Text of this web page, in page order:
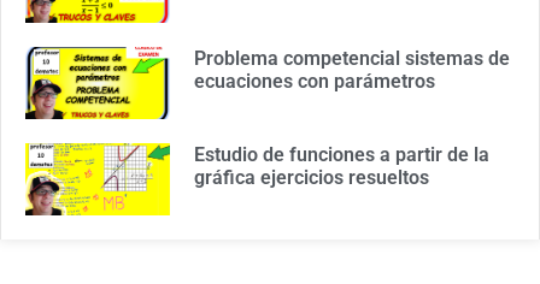
Problema competencial sistemas de
ecuaciones con parámetros
Estudio de funciones a partir de la
gráfica ejercicios resueltos